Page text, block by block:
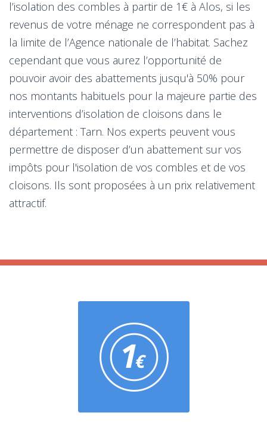
l’isolation des combles à partir de 1€ à Alos, si les
revenus de votre ménage ne correspondent pas à
la limite de l’Agence nationale de l’habitat. Sachez
cependant que vous aurez l’opportunité de
pouvoir avoir des abattements jusqu'à 50% pour
nos montants habituels pour la majeure partie des
interventions d’isolation de cloisons dans le
département : Tarn. Nos experts peuvent vous
permettre de disposer d’un abattement sur vos
impôts pour l'isolation de vos combles et de vos
cloisons. Ils sont proposées à un prix relativement
attractif.